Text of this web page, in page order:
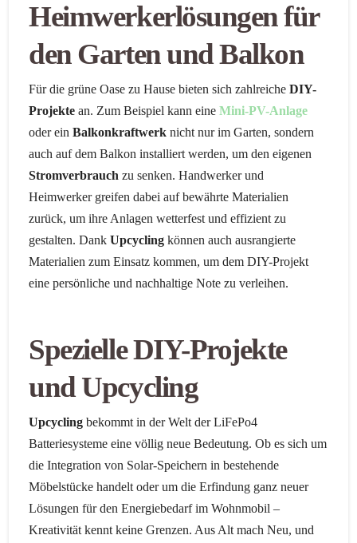
Heimwerkerlösungen für
den Garten und Balkon
Für die grüne Oase zu Hause bieten sich zahlreicheDIY-
Projekte an. Zum Beispiel kann eineMini-PV-Anlage
oder einBalkonkraftwerk nicht nur im Garten, sondern
auch auf dem Balkon installiert werden, um den eigenen
Stromverbrauch zu senken. Handwerker und
Heimwerker greifen dabei auf bewährte Materialien
zurück, um ihre Anlagen wetterfest und effizient zu
gestalten. DankUpcycling können auch ausrangierte
Materialien zum Einsatz kommen, um dem DIY-Projekt
eine persönliche und nachhaltige Note zu verleihen.
Spezielle DIY-Projekte
und Upcycling
Upcycling bekommt in der Welt der LiFePo4
Batteriesysteme eine völlig neue Bedeutung. Ob es sich um
die Integration von Solar-Speichern in bestehende
Möbelstücke handelt oder um die Erfindung ganz neuer
Lösungen für den Energiebedarf im Wohnmobil –
Kreativität kennt keine Grenzen. Aus Alt mach Neu, und